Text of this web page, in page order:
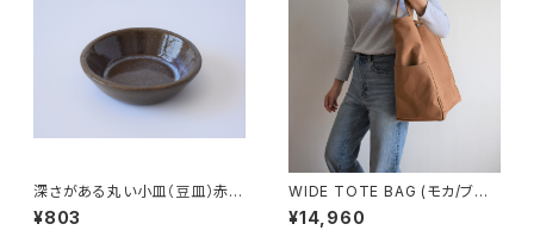
深さがある丸い小皿（豆皿）赤土
×乳濁灰釉
¥803
WIDE TOTE BAG (モカ/ブラ
ウン)
¥14,960